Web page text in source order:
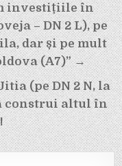
investițiile în
– DN 2 L), pe
dar și pe mult
(A7)” →
(pe DN 2 N, la
construi altul în